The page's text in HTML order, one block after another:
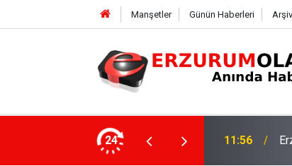
Manşetler Günün Haberleri Arşiv
24 11:50